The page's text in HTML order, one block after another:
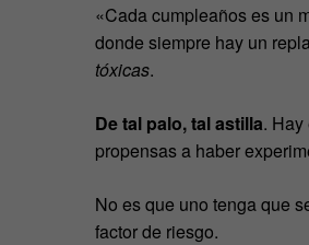
«Cada cumpleaños es un
donde siempre hay un
tóxicas.
De tal palo, tal astilla.
propensas a haber
No es que uno tenga que
factor de riesgo.